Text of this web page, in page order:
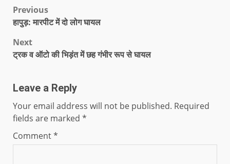
Previous
हापुड़: मारपीट में दो लोग घायल
Next
ट्रक व ऑटो की भिड़ंत में छह गंभीर रूप से घायल
Leave a Reply
Your email address will not be published. Required
fields are marked *
Comment*